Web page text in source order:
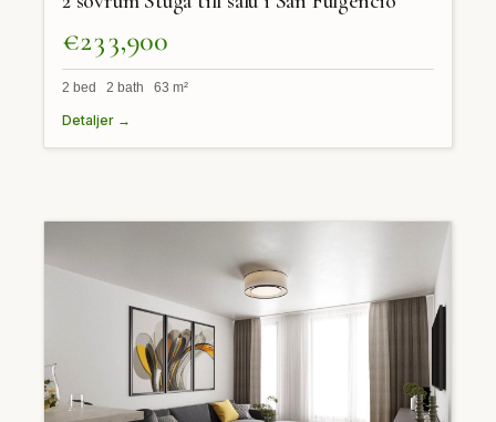
€233,900
2 bed 2 bath 63 m²
Detaljer →